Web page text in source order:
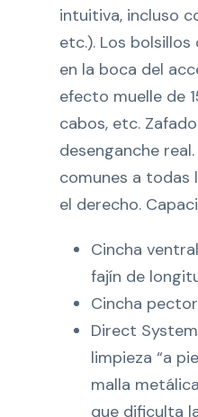
intuitiva, incluso
etc.). Los
en la boca del
efecto muelle de
cabos, etc.
desenganche
comunes a todas
el derecho.
Cincha
fajín de
Cincha
Direct
limpieza “a
malla
que dificulta